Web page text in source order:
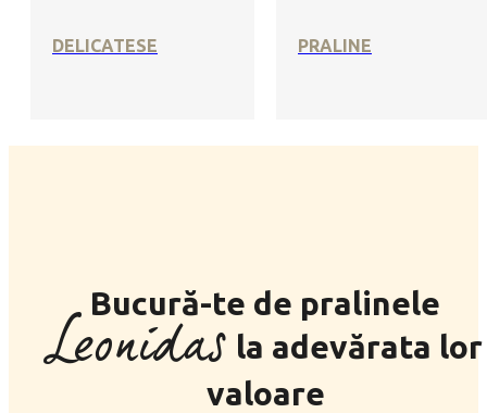
DELICATESE PRALINE
Bucură-te de pralinele
Leonidas la adevărata lor
valoare